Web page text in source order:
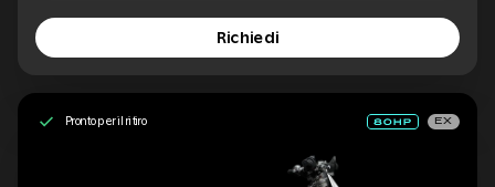
Richiedi
Pronto per il ritiro EX